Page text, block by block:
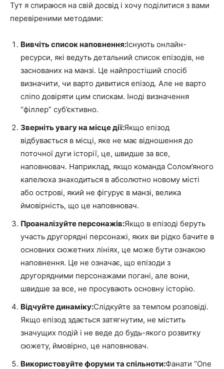
Тут я спираюся на свій досвід і хочу поділитися з вами
перевіреними методами:
Вивчіть список наповнення:Існують онлайн-
ресурси, які ведуть детальний список епізодів, не
заснованих на манзі. Це найпростіший спосіб
визначити, чи варто дивитися епізод. Але не варто
сліпо довіряти цим спискам. Іноді визначення
“філлер” суб’єктивно.
Зверніть увагу на місце дії:Якщо епізод
відбувається в місці, яке не має відношення до
поточної дуги історії, це, швидше за все,
наповнювач. Наприклад, якщо команда Солом’яного
капелюха знаходиться в абсолютно новому місті
або острові, який не фігурує в манзі, велика
ймовірність, що це наповнювач.
Проаналізуйте персонажів:Якщо в епізоді беруть
участь другорядні персонажі, яких ви рідко бачите в
основних сюжетних лініях, це може бути ознакою
наповнення. Це не означає, що епізоди з
другорядними персонажами погані, але вони,
швидше за все, не просувають основну історію.
Відчуйте динаміку:Слідкуйте за темпом розповіді.
Якщо епізод здається затягнутим, не містить
значущих подій і не веде до будь-якого розвитку
сюжету, ймовірно, це наповнювач.
Використовуйте форуми та спільноти:Фанати “One